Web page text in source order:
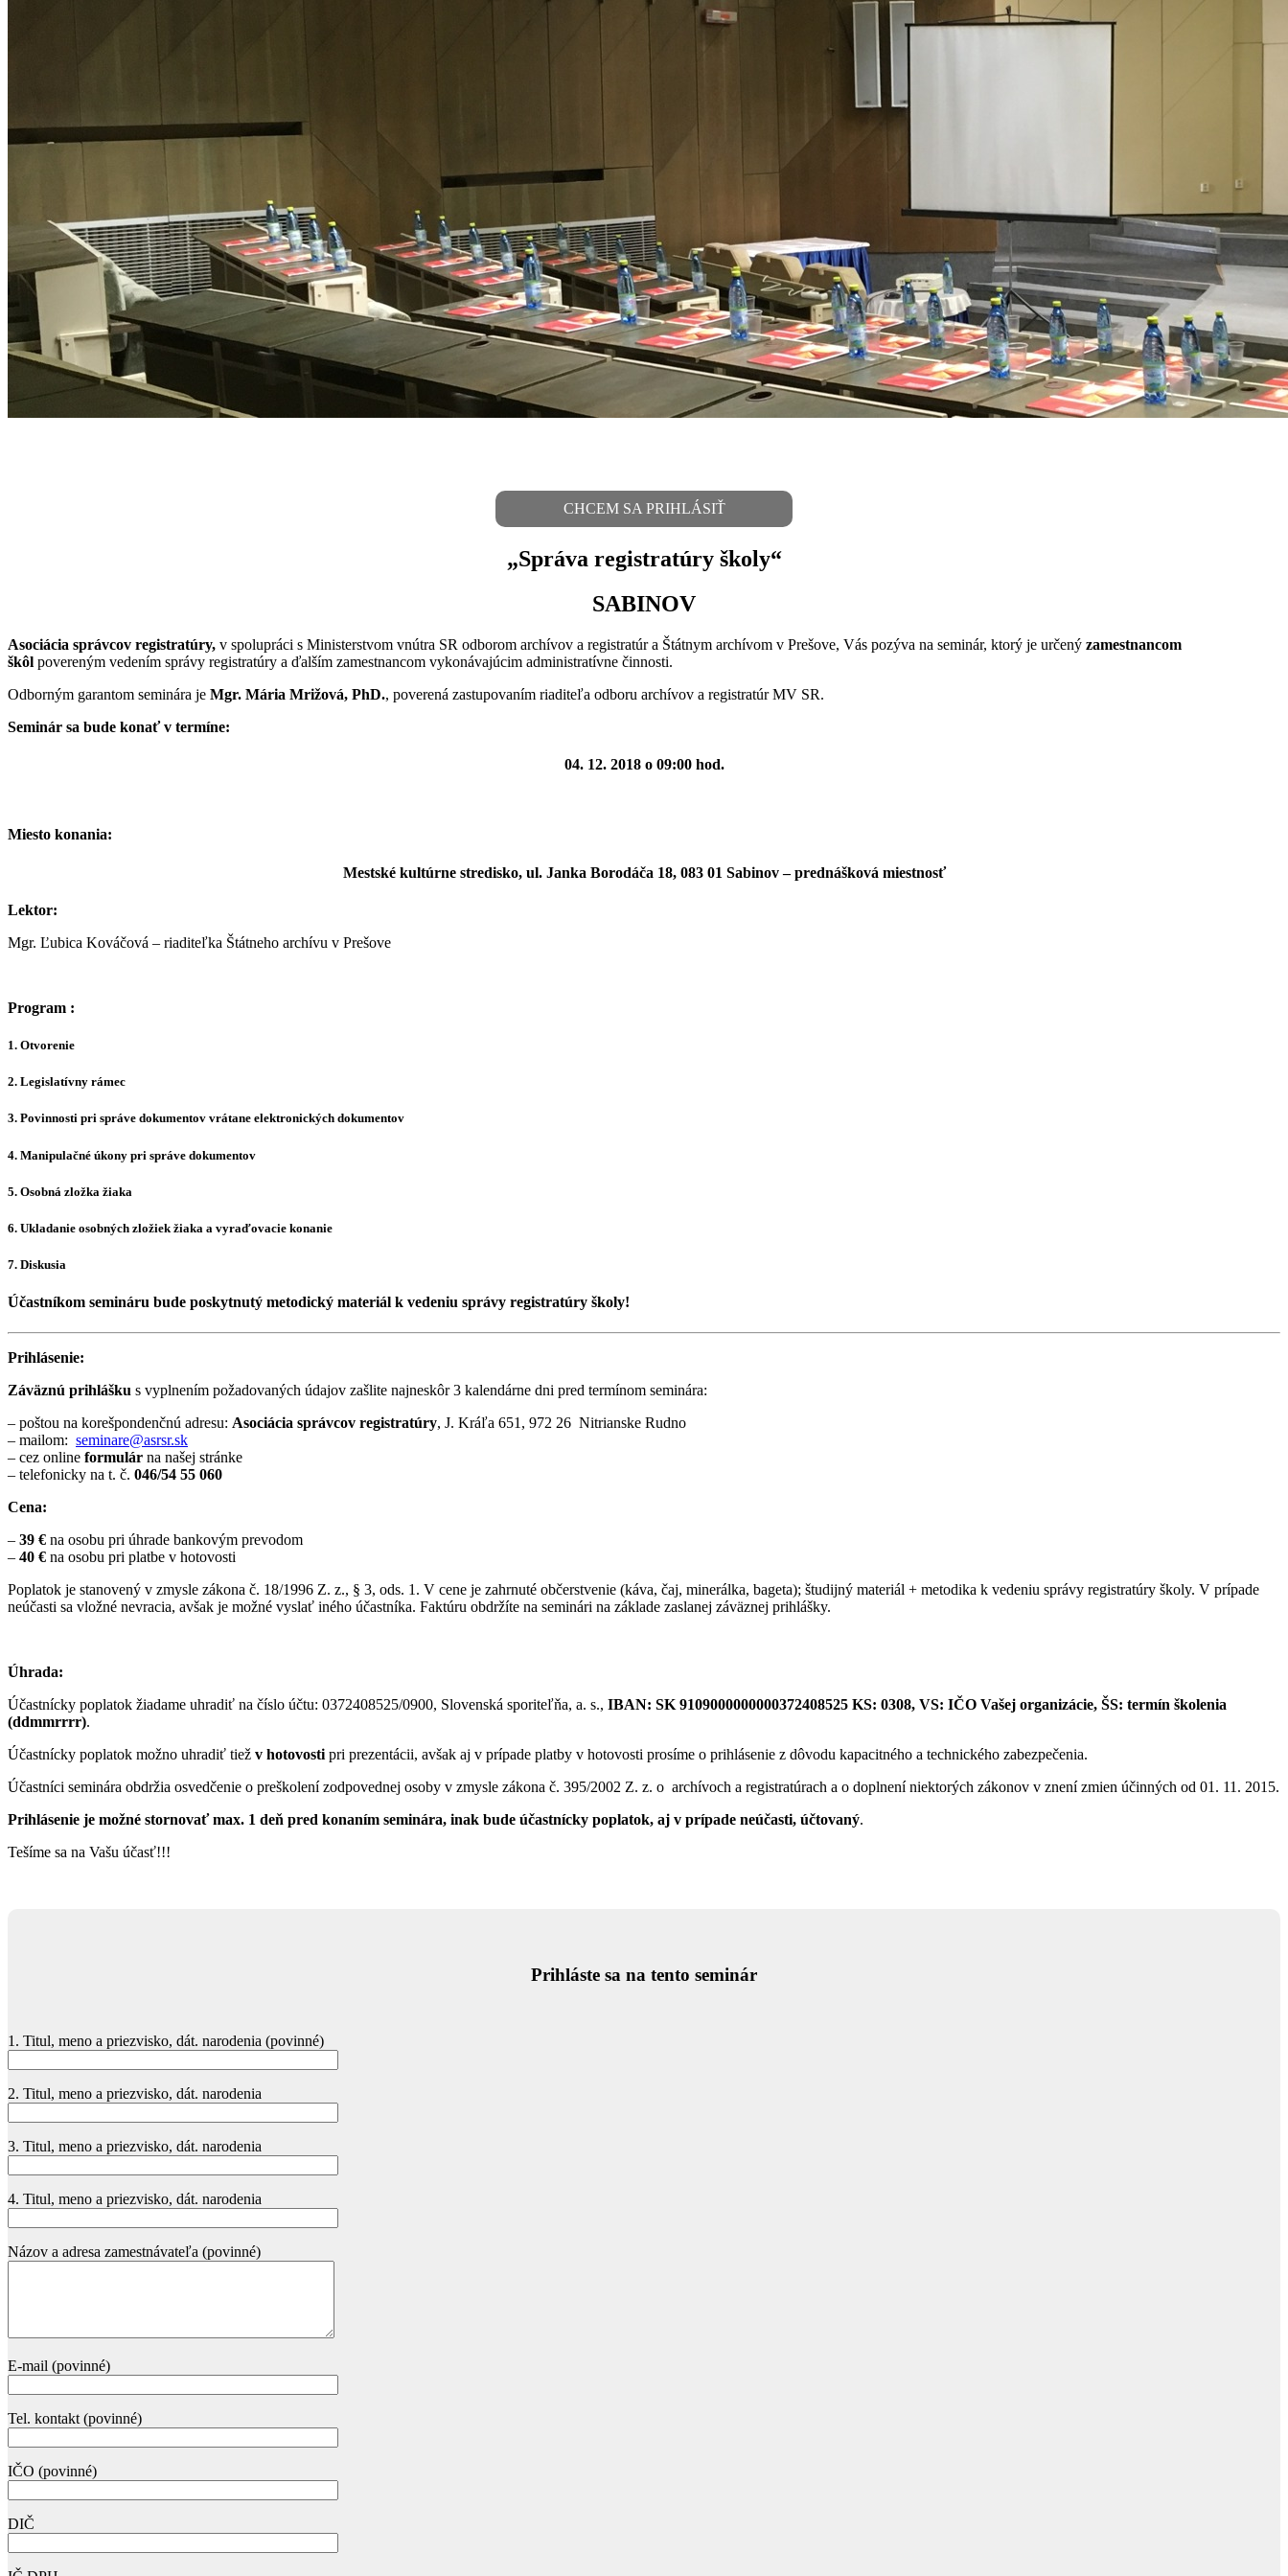
CHCEM SA PRIHLÁSIŤ
„Správa registratúry školy“
SABINOV
Asociácia správcov registratúry, v spolupráci s Ministerstvom vnútra SR odborom archívov a registratúr a Štátnym archívom v Prešove, Vás pozýva na seminár, ktorý je určený zamestnancom
škôl povereným vedením správy registratúry a ďalším zamestnancom vykonávajúcim administratívne činnosti.
Odborným garantom seminára je Mgr. Mária Mrižová, PhD., poverená zastupovaním riaditeľa odboru archívov a registratúr MV SR.
Seminár sa bude konať v termíne:
04. 12. 2018 o 09:00 hod.
Miesto konania:
Mestské kultúrne stredisko, ul. Janka Borodáča 18, 083 01 Sabinov– prednášková miestnosť
Lektor:
Mgr. Ľubica Kováčová – riaditeľka Štátneho archívu v Prešove
Program :
1. Otvorenie
2. Legislatívny rámec
3. Povinnosti pri správe dokumentov vrátane elektronických dokumentov
4. Manipulačné úkony pri správe dokumentov
5. Osobná zložka žiaka
6. Ukladanie osobných zložiek žiaka a vyraďovacie konanie
7. Diskusia
Účastníkom semináru bude poskytnutý metodický materiál k vedeniu správy registratúry školy!
Prihlásenie:
Záväznú prihlášku s vyplnením požadovaných údajov zašlite najneskôr 3 kalendárne dni pred termínom seminára:
– poštou na korešpondenčnú adresu: Asociácia správcov registratúry, J. Kráľa 651, 972 26 Nitrianske Rudno
– mailom: seminare@asrsr.sk
– cez online formulár na našej stránke
– telefonicky na t. č. 046/54 55 060
Cena:
– 39 € na osobu pri úhrade bankovým prevodom
– 40 € na osobu pri platbe v hotovosti
Poplatok je stanovený v zmysle zákona č. 18/1996 Z. z., § 3, ods. 1. V cene je zahrnuté občerstvenie (káva, čaj, minerálka, bageta); študijný materiál + metodika k vedeniu správy registratúry školy. V prípade
neúčasti sa vložné nevracia, avšak je možné vyslať iného účastníka. Faktúru obdržíte na seminári na základe zaslanej záväznej prihlášky.
Úhrada:
Účastnícky poplatok žiadame uhradiť na číslo účtu: 0372408525/0900, Slovenská sporiteľňa, a. s., IBAN: SK 9109000000000372408525 KS: 0308, VS: IČO Vašej organizácie, ŠS: termín školenia
(ddmmrrrr).
Účastnícky poplatok možno uhradiť tiež v hotovosti pri prezentácii, avšak aj v prípade platby v hotovosti prosíme o prihlásenie z dôvodu kapacitného a technického zabezpečenia.
Účastníci seminára obdržia osvedčenie o preškolení zodpovednej osoby v zmysle zákona č. 395/2002 Z. z. o archívoch a registratúrach a o doplnení niektorých zákonov v znení zmien účinných od 01. 11. 2015.
Prihlásenie je možné stornovať max. 1 deň pred konaním seminára, inak bude účastnícky poplatok, aj v prípade neúčasti, účtovaný.
Tešíme sa na Vašu účasť!!!
Prihláste sa na tento seminár
1. Titul, meno a priezvisko, dát. narodenia (povinné)
2. Titul, meno a priezvisko, dát. narodenia
3. Titul, meno a priezvisko, dát. narodenia
4. Titul, meno a priezvisko, dát. narodenia
Názov a adresa zamestnávateľa (povinné)
E-mail (povinné)
Tel. kontakt (povinné)
IČO (povinné)
DIČ